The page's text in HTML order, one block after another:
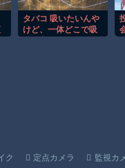
また、限界突破ｗｗｗｗｗ
に「はだしのゲンコラボ
タバコ 吸いたいんや
けど、一体どこで吸
ク 定点カメラ 監視カ